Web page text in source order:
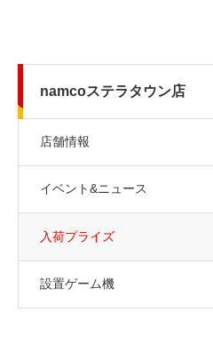
namcoステラタウン店
店舗情報
イベント&ニュース
入荷プライズ
設置ゲーム機